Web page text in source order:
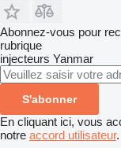
Abonnez-vous pour
rubrique
injecteurs Yanmar
S'abonner
En cliquant ici, vous
notre accord utilisateur.